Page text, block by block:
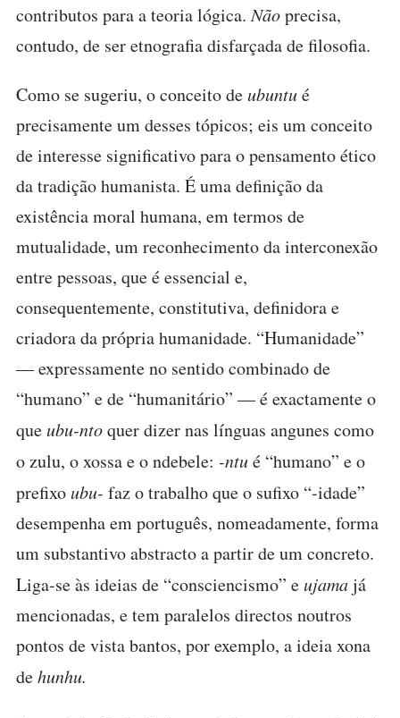
contributos para a teoria lógica.Nãoprecisa,
contudo, de ser etnografia disfarçada de filosofia.
Como se sugeriu, o conceito deubuntué
precisamente um desses tópicos; eis um conceito
de interesse significativo para o pensamento ético
da tradição humanista. É uma definição da
existência moral humana, em termos de
mutualidade, um reconhecimento da interconexão
entre pessoas, que é essencial e,
consequentemente, constitutiva, definidora e
criadora da própria humanidade. “Humanidade”
— expressamente no sentido combinado de
“humano” e de “humanitário” — é exactamente o
queubu-ntoquer dizer nas línguas angunes como
o zulu, o xossa e o ndebele: -ntué “humano” e o
prefixoubu- faz o trabalho que o sufixo “-idade”
desempenha em português, nomeadamente, forma
um substantivo abstracto a partir de um concreto.
Liga-se às ideias de “consciencismo” eujamajá
mencionadas, e tem paralelos directos noutros
pontos de vista bantos, por exemplo, a ideia xona
dehunhu.